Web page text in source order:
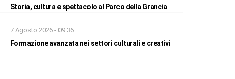
Storia, cultura e spettacolo al Parco della Grancia
7 Agosto 2026 - 09:36
Formazione avanzata nei settori culturali e creativi